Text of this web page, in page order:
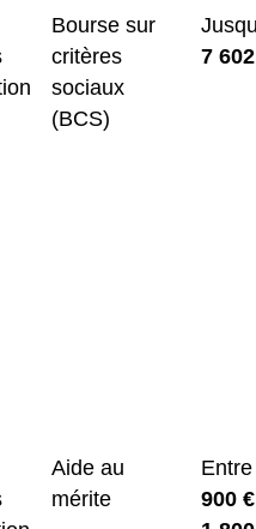
Bourse sur
critères
sociaux
(BCS)
7
Aide au
mérite
Entre
900 €